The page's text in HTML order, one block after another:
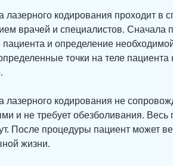
лазерного кодирования проходит в
врачей и специалистов. Сначала
пациента и определение
точки на теле пациента
лазерного кодирования не
и не требует обезболивания. Весь
После процедуры пациент может
жизни.